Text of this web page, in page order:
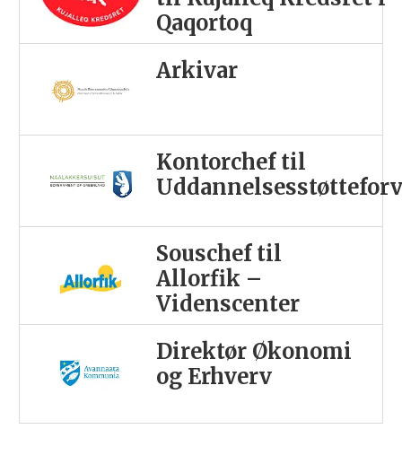
Qaqortoq
Arkivar
Kontorchef til
Souschef til
Allorfik –
Videnscenter
Direktør Økonomi
og Erhverv